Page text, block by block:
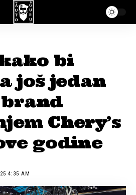
bi
još jedan
Chery’s
godine
4:35 AM